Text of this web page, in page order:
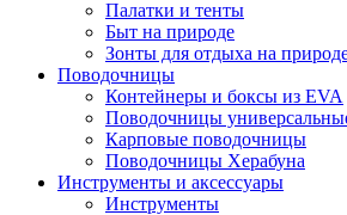
Палатки и тенты
Быт на природе
Зонты для отдыха на
Поводочницы
Контейнеры и боксы из EVA
Поводочницы
Карповые поводочницы
Поводочницы Херабуна
Инструменты и аксессуары
Инструменты